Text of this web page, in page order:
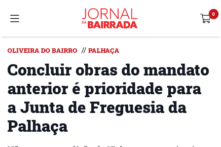
OLIVEIRA DO BAIRRO // PALHAÇA
Concluir obras do mandato
anterior é prioridade para
a Junta de Freguesia da
Palhaça